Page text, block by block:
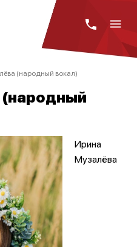
(народный вокал)
Ирина
Музалëва